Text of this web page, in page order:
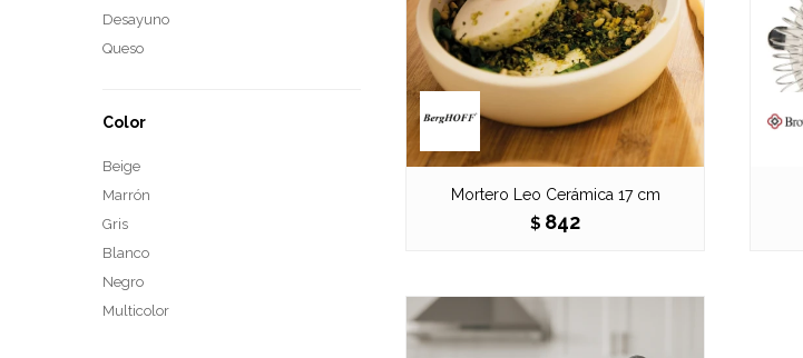
Mortero Leo Cerámica 17 cm
$ 842
Desayuno
Queso
Color
Beige
Marrón
Gris
Blanco
Negro
Multicolor